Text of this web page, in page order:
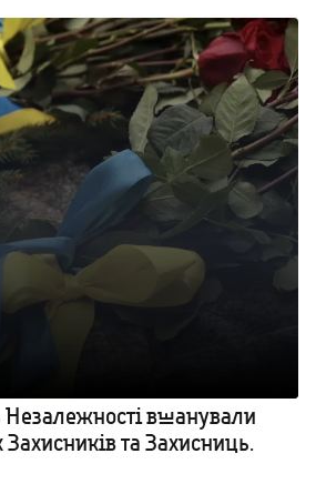
Незалежності вшанували
Захисників та Захисниць.